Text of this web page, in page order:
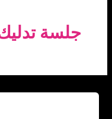
جلسة